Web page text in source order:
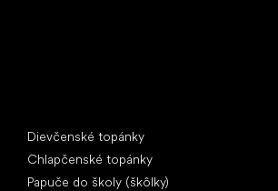
Dievčenské topánky
Chlapčenské topánky
Papuče do školy (škôlky)